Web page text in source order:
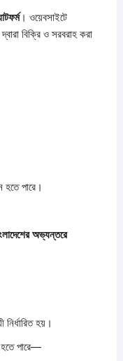
। ওয়েবসাইটে
বিক্রি ও সরবরাহ করা
হতে পারে।
অভ্যন্তরে
নির্ধারিত হয়।
হতে পারে—